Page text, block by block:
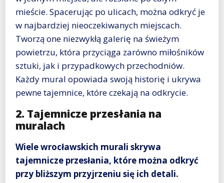
mieście. Spacerując po ulicach, można odkryć je
w najbardziej nieoczekiwanych miejscach.
Tworzą one niezwykłą galerię na świeżym
powietrzu, która przyciąga zarówno miłośników
sztuki, jak i przypadkowych przechodniów.
Każdy mural opowiada swoją historię i ukrywa
pewne tajemnice, które czekają na odkrycie.
2. Tajemnicze przesłania na
muralach
Wiele wrocławskich murali skrywa
tajemnicze przesłania, które można odkryć
przy bliższym przyjrzeniu się ich detali.